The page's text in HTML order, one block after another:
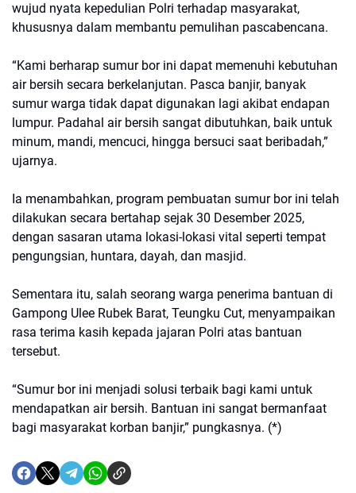
wujud nyata kepedulian Polri terhadap masyarakat,
khususnya dalam membantu pemulihan pascabencana.
“Kami berharap sumur bor ini dapat memenuhi kebutuhan
air bersih secara berkelanjutan. Pasca banjir, banyak
sumur warga tidak dapat digunakan lagi akibat endapan
lumpur. Padahal air bersih sangat dibutuhkan, baik untuk
minum, mandi, mencuci, hingga bersuci saat beribadah,”
ujarnya.
Ia menambahkan, program pembuatan sumur bor ini telah
dilakukan secara bertahap sejak 30 Desember 2025,
dengan sasaran utama lokasi-lokasi vital seperti tempat
pengungsian, huntara, dayah, dan masjid.
Sementara itu, salah seorang warga penerima bantuan di
Gampong Ulee Rubek Barat, Teungku Cut, menyampaikan
rasa terima kasih kepada jajaran Polri atas bantuan
tersebut.
“Sumur bor ini menjadi solusi terbaik bagi kami untuk
mendapatkan air bersih. Bantuan ini sangat bermanfaat
bagi masyarakat korban banjir,” pungkasnya. (*)